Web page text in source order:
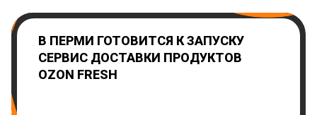
В ПЕРМИ ГОТОВИТСЯ К ЗАПУСКУ
СЕРВИС ДОСТАВКИ ПРОДУКТОВ
OZON FRESH